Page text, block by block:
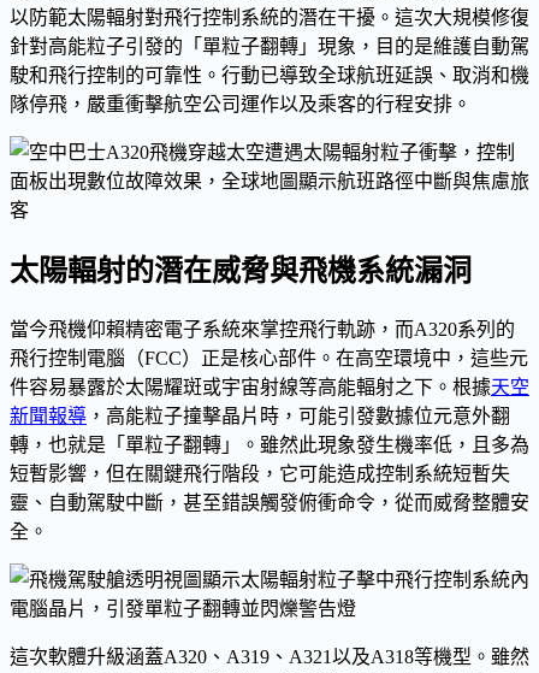
以防範太陽輻射對飛行控制系統的潛在干擾。這次大規模修復
針對高能粒子引發的「單粒子翻轉」現象，目的是維護自動駕
駛和飛行控制的可靠性。行動已導致全球航班延誤、取消和機
隊停飛，嚴重衝擊航空公司運作以及乘客的行程安排。
太陽輻射的潛在威脅與飛機系統漏洞
當今飛機仰賴精密電子系統來掌控飛行軌跡，而A320系列的
飛行控制電腦（FCC）正是核心部件。在高空環境中，這些元
件容易暴露於太陽耀斑或宇宙射線等高能輻射之下。根據天空
新聞報導 ，高能粒子撞擊晶片時，可能引發數據位元意外翻
轉，也就是「單粒子翻轉」。雖然此現象發生機率低，且多為
短暫影響，但在關鍵飛行階段，它可能造成控制系統短暫失
靈、自動駕駛中斷，甚至錯誤觸發俯衝命令，從而威脅整體安
全。
這次軟體升級涵蓋A320、A319、A321以及A318等機型。雖然